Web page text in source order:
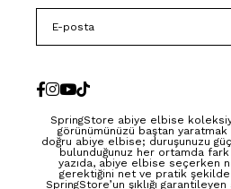
SpringStore abiye elbise
görünümünüzü baştan yaratmak
doğru abiye elbise; duruşunuzu
bulunduğunuz her ortamda
yazıda, abiye elbise seçerken
gerektiğini net ve pratik şekilde
SpringStore’un şıklığı